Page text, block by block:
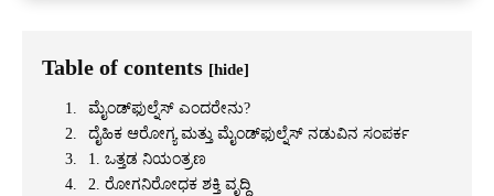
Table of contents [hide]
ಮೈಂಡ್‍ಫುಲ್ನೆಸ್ ಎಂದರೇನು?
ದೈಹಿಕ ಆರೋಗ್ಯ ಮತ್ತು ಮೈಂಡ್‍ಫುಲ್ನೆಸ್ ನಡುವಿನ ಸಂಪರ್ಕ
1. ಒತ್ತಡ ನಿಯಂತ್ರಣ
2. ರೋಗನಿರೋಧಕ ಶಕ್ತಿ ವೃದ್ಧಿ